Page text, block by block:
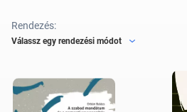
Rendezés:
Válassz egy rendezési módot